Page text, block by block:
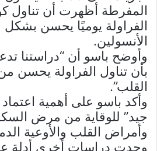
المفرطة أظهرت أن تناول
الفراولة يوميًا يحسن
الأنسولين.
وأوضح باسو أن “دراستنا
بأن تناول الفراولة يحسن
القلب”.
وأكد باسو على أهمية اعتماد
وأمراض القلب والأوعية
وجدت دراسات أخرى أدلة